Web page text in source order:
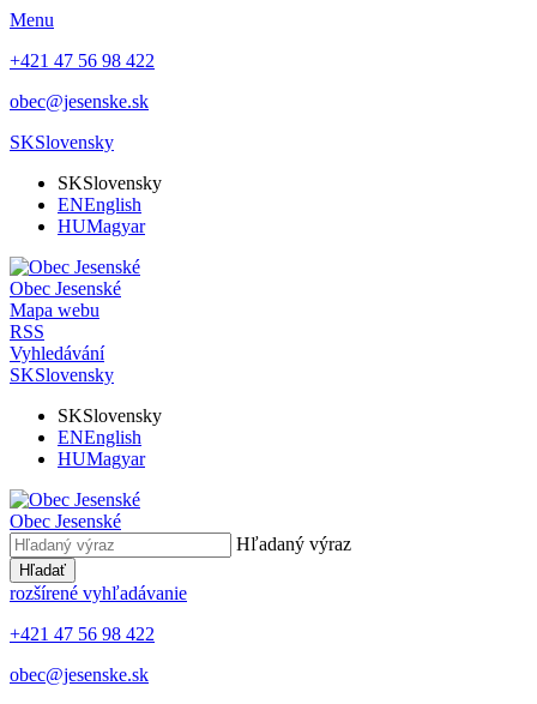
Menu
+421 47 56 98 422
obec@jesenske.sk
SKSlovensky
SKSlovensky
ENEnglish
HUMagyar
Obec Jesenské
Mapa webu
RSS
Vyhledávání
SKSlovensky
SKSlovensky
ENEnglish
HUMagyar
Obec Jesenské
Hľadaný výraz
Hľadať
rozšírené vyhľadávanie
+421 47 56 98 422
obec@jesenske.sk